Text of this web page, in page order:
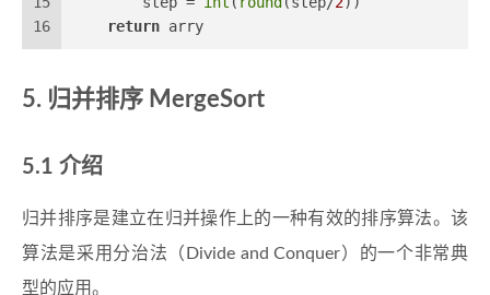
16
return arry
归并排序 MergeSort
介绍
归并排序是建立在归并操作上的一种有效的排序算法。该
算法是采用分治法（Divide and Conquer）的一个非常典
型的应用。